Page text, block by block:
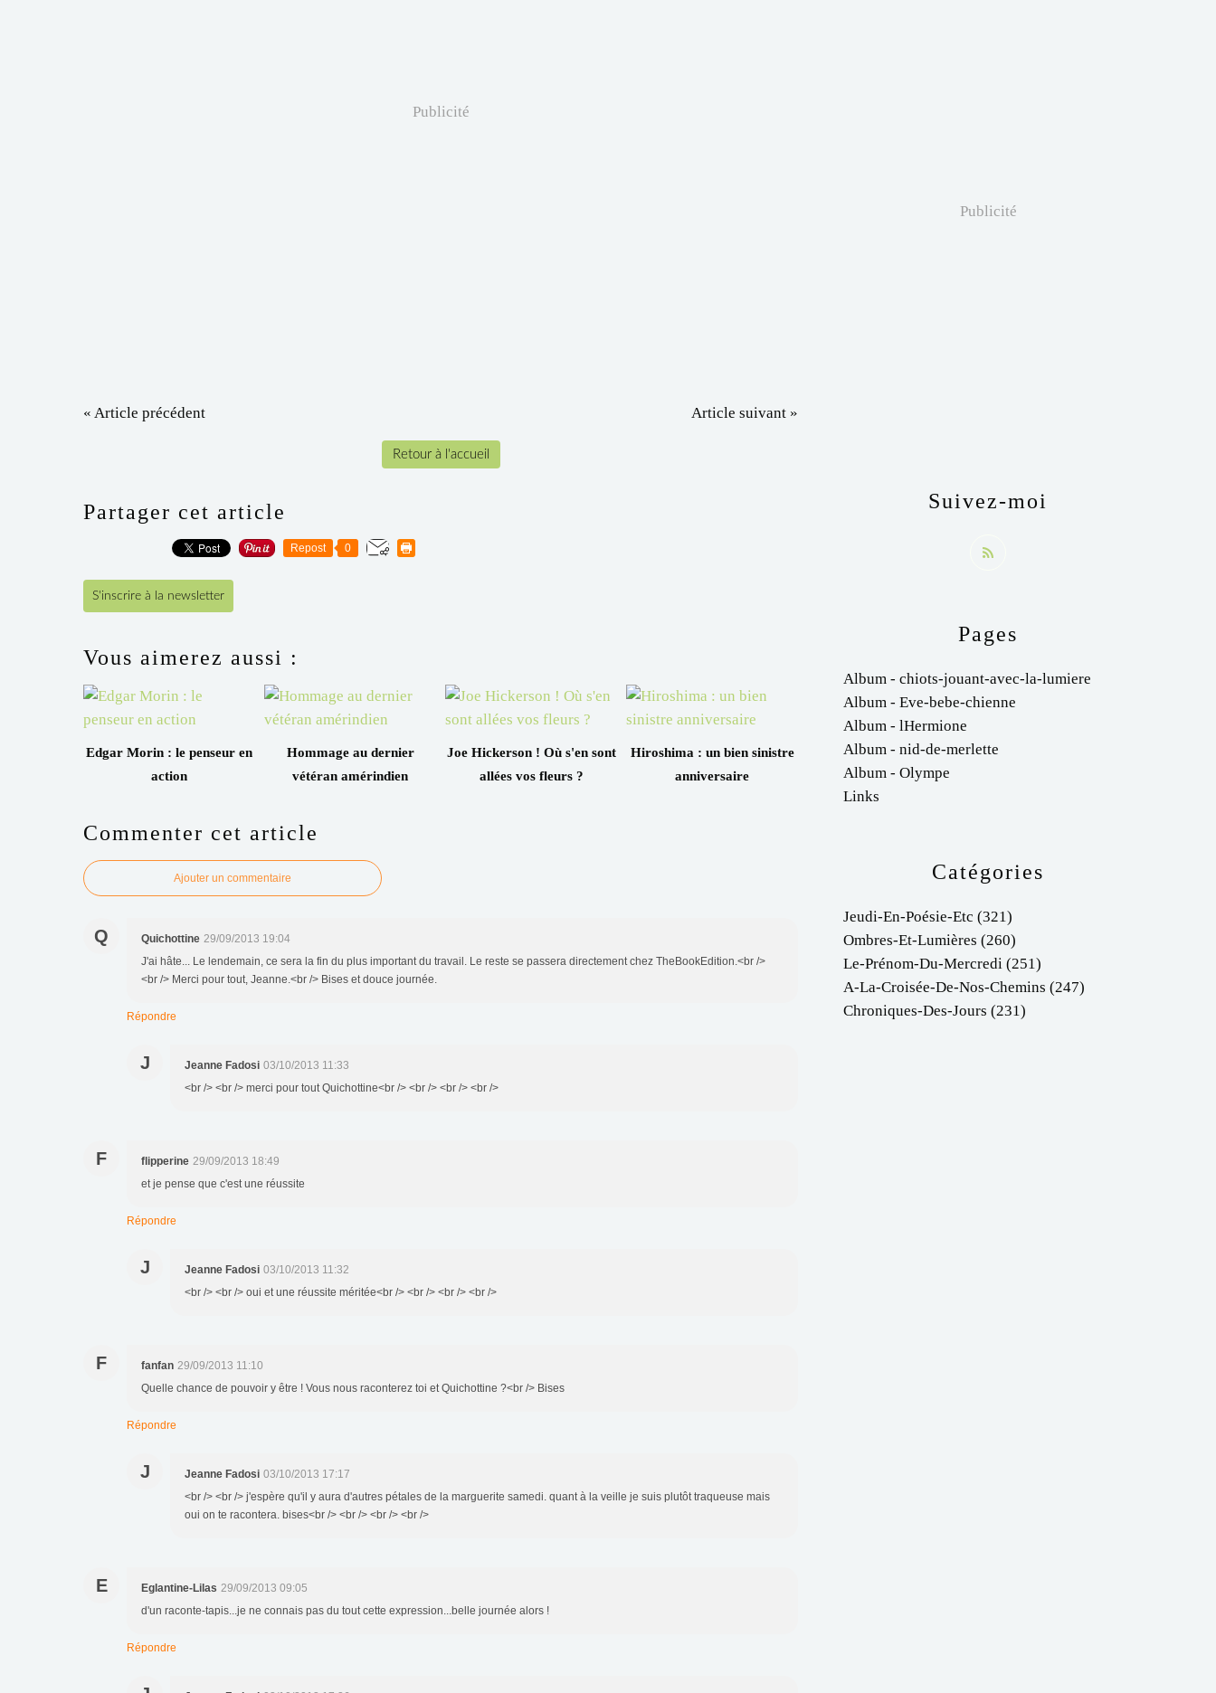
Publicité
« Article précédent Article suivant »
Retour à l'accueil
Partager cet article
Repost 0
S'inscrire à la newsletter
Vous aimerez aussi :
Edgar Morin : le penseur en
action
Hommage au dernier
vétéran amérindien
Joe Hickerson ! Où s'en sont
allées vos fleurs ?
Hiroshima : un bien sinistre
anniversaire
Commenter cet article
Ajouter un commentaire
Q Quichottine 29/09/2013 19:04
J'ai hâte... Le lendemain, ce sera la fin du plus important du travail. Le reste se passera directement chez TheBookEdition.<br />
<br /> Merci pour tout, Jeanne.<br /> Bises et douce journée.
Répondre
J Jeanne Fadosi 03/10/2013 11:33
<br /> <br /> merci pour tout Quichottine<br /> <br /> <br /> <br />
F flipperine 29/09/2013 18:49
et je pense que c'est une réussite
Répondre
J Jeanne Fadosi 03/10/2013 11:32
<br /> <br /> oui et une réussite méritée<br /> <br /> <br /> <br />
F fanfan 29/09/2013 11:10
Quelle chance de pouvoir y être ! Vous nous raconterez toi et Quichottine ?<br /> Bises
Répondre
J Jeanne Fadosi 03/10/2013 17:17
<br /> <br /> j'espère qu'il y aura d'autres pétales de la marguerite samedi. quant à la veille je suis plutôt traqueuse mais
oui on te racontera. bises<br /> <br /> <br /> <br />
E Eglantine-Lilas 29/09/2013 09:05
d'un raconte-tapis...je ne connais pas du tout cette expression...belle journée alors !
Répondre
Catégories
Jeudi-En-Poésie-Etc (321)
Ombres-Et-Lumières (260)
Le-Prénom-Du-Mercredi (251)
A-La-Croisée-De-Nos-Chemins (247)
Chroniques-Des-Jours (231)
Pages
Album - chiots-jouant-avec-la-lumiere
Album - Eve-bebe-chienne
Album - lHermione
Album - nid-de-merlette
Album - Olympe
Links
Suivez-moi
Publicité